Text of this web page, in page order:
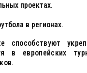
проектах.
в регионах.
способствуют
в европейских